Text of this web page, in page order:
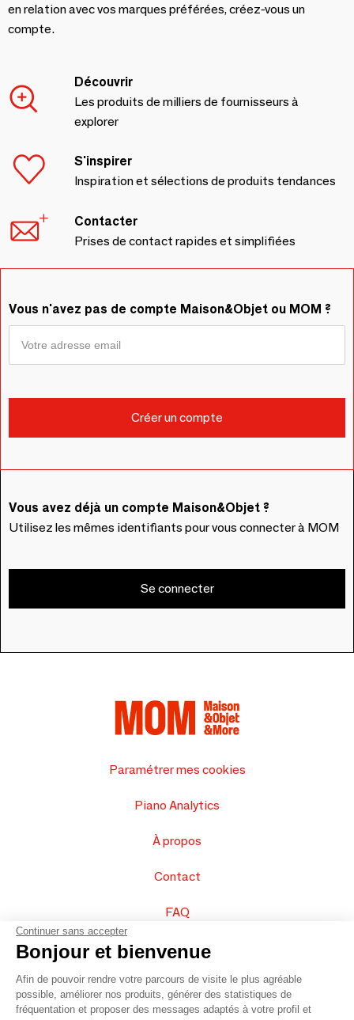
en relation avec vos marques préférées, créez-vous un
compte.
Découvrir
Les produits de milliers de fournisseurs à
explorer
S'inspirer
Inspiration et sélections de produits tendances
Contacter
Prises de contact rapides et simplifiées
Vous n'avez pas de compte Maison&Objet ou MOM ?
Vous avez déjà un compte Maison&Objet ?
Utilisez les mêmes identifiants pour vous connecter à MOM
Se connecter
Paramétrer mes cookies
Piano Analytics
À propos
Contact
FAQ
Vendez vos produits
Plan du site
Continuer sans accepter
Bonjour et bienvenue
Afin de pouvoir rendre votre parcours de visite le plus agréable
possible, améliorer nos produits, générer des statistiques de
fréquentation et proposer des messages adaptés à votre profil et